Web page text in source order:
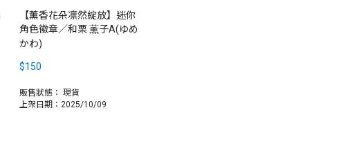
【薰香花朵凛然綻放】迷你
角色徽章／和栗 薫子A(ゆめ
かわ)
$150
販售狀態： 現貨
上架日期：2025/10/09